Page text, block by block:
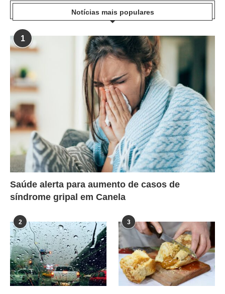
Notícias mais populares
1
Saúde alerta para aumento de casos de
síndrome gripal em Canela
2 3